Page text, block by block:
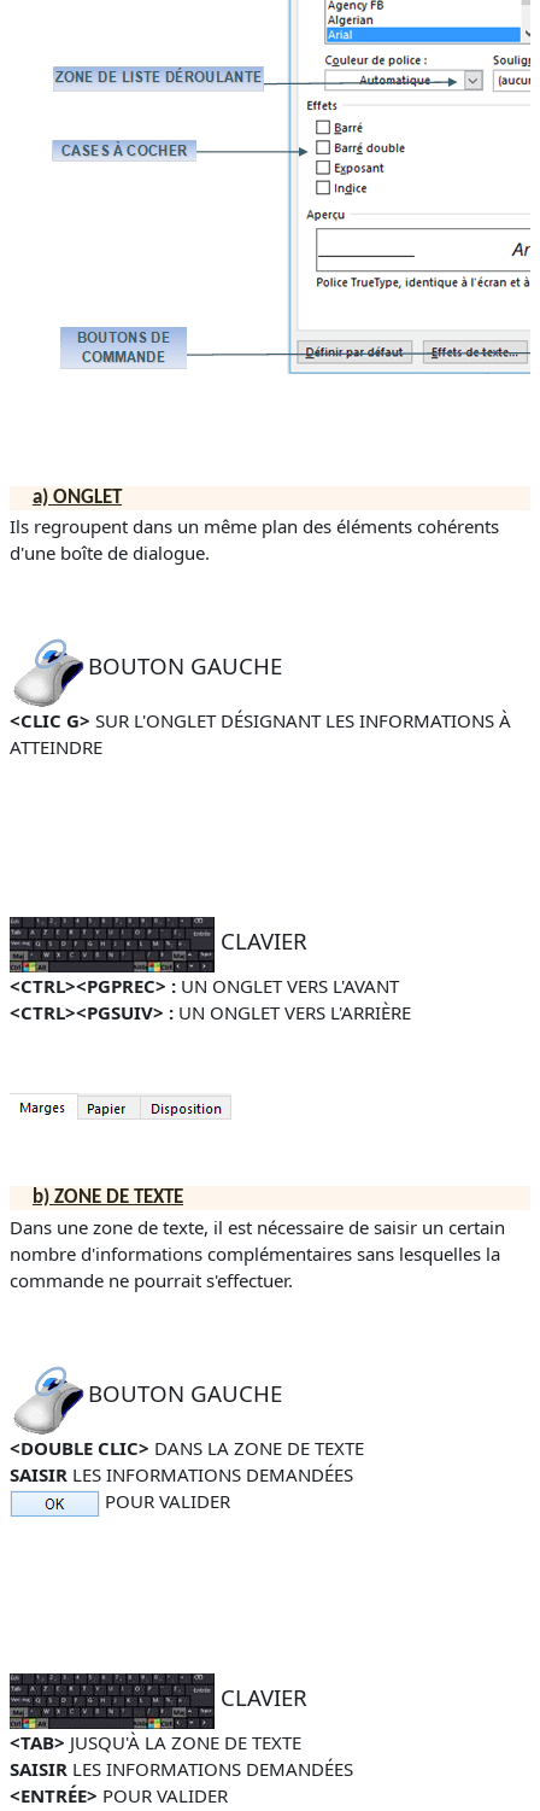
a) ONGLET
Ils regroupent dans un même plan des éléments cohérents
d'une boîte de dialogue.
BOUTON GAUCHE
<CLIC G> SUR L'ONGLET DÉSIGNANT LES INFORMATIONS À
ATTEINDRE
CLAVIER
<CTRL><PGPREC> : UN ONGLET VERS L'AVANT
<CTRL><PGSUIV> : UN ONGLET VERS L'ARRIÈRE
b) ZONE DE TEXTE
Dans une zone de texte, il est nécessaire de saisir un certain
nombre d'informations complémentaires sans lesquelles la
commande ne pourrait s'effectuer.
BOUTON GAUCHE
<DOUBLE CLIC> DANS LA ZONE DE TEXTE
SAISIR LES INFORMATIONS DEMANDÉES
POUR VALIDER
CLAVIER
<TAB> JUSQU'À LA ZONE DE TEXTE
SAISIR LES INFORMATIONS DEMANDÉES
<ENTRÉE> POUR VALIDER